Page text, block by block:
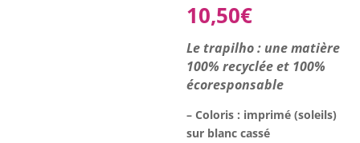
10,50€
Le trapilho : une matière
100% recyclée et 100%
écoresponsable
– Coloris : imprimé (soleils)
sur blanc cassé